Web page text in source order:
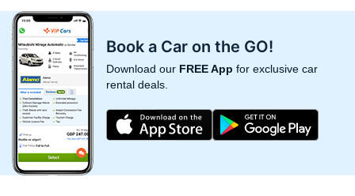
Book a Car on the GO!
Download our FREE App for exclusive car
rental deals.